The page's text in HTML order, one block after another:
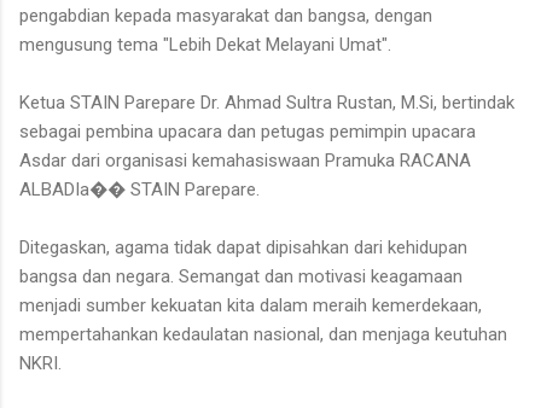
pengabdian kepada masyarakat dan bangsa, dengan
mengusung tema "Lebih Dekat Melayani Umat".
Ketua STAIN Parepare Dr. Ahmad Sultra Rustan, M.Si, bertindak
sebagai pembina upacara dan petugas pemimpin upacara
Asdar dari organisasi kemahasiswaan Pramuka RACANA
ALBADIa�� STAIN Parepare.
Ditegaskan, agama tidak dapat dipisahkan dari kehidupan
bangsa dan negara. Semangat dan motivasi keagamaan
menjadi sumber kekuatan kita dalam meraih kemerdekaan,
mempertahankan kedaulatan nasional, dan menjaga keutuhan
NKRI.